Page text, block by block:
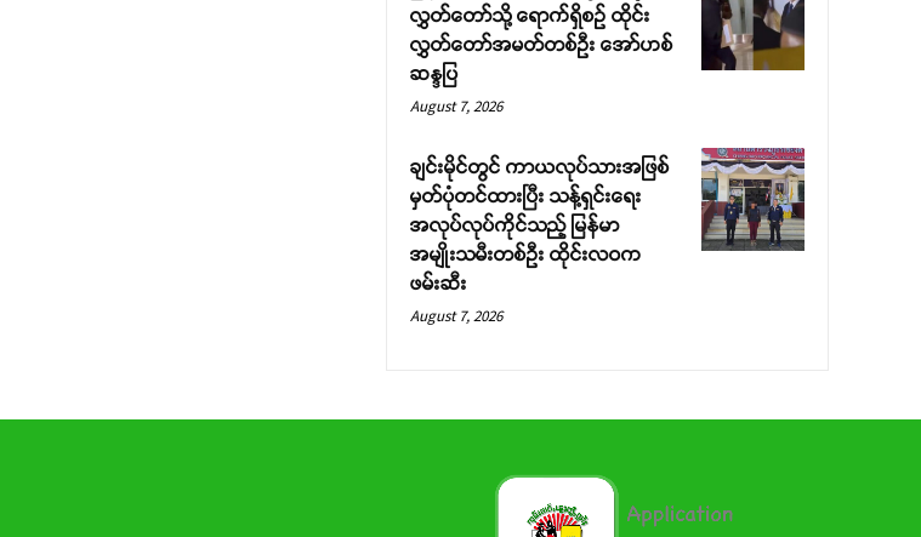
လွှတ်တော်သို့ ရောက်ရှိစဉ် ထိုင်း
လွှတ်တော်အမတ်တစ်ဦး အော်ဟစ်
ဆန္ဒပြ
August 7, 2026
ချင်းမိုင်တွင် ကာယလုပ်သားအဖြစ်
မှတ်ပုံတင်ထားပြီး သန့်ရှင်းရေး
အလုပ်လုပ်ကိုင်သည့် မြန်မာ
အမျိုးသမီးတစ်ဦး ထိုင်းလဝက
ဖမ်းဆီး
August 7, 2026